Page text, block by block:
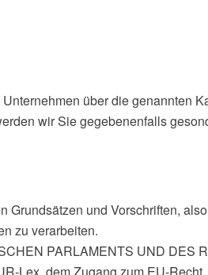
über die genannten
wir Sie gegebenenfalls
Grundsätzen und Vorschriften,
zu verarbeiten.
PARLAMENTS UND DES